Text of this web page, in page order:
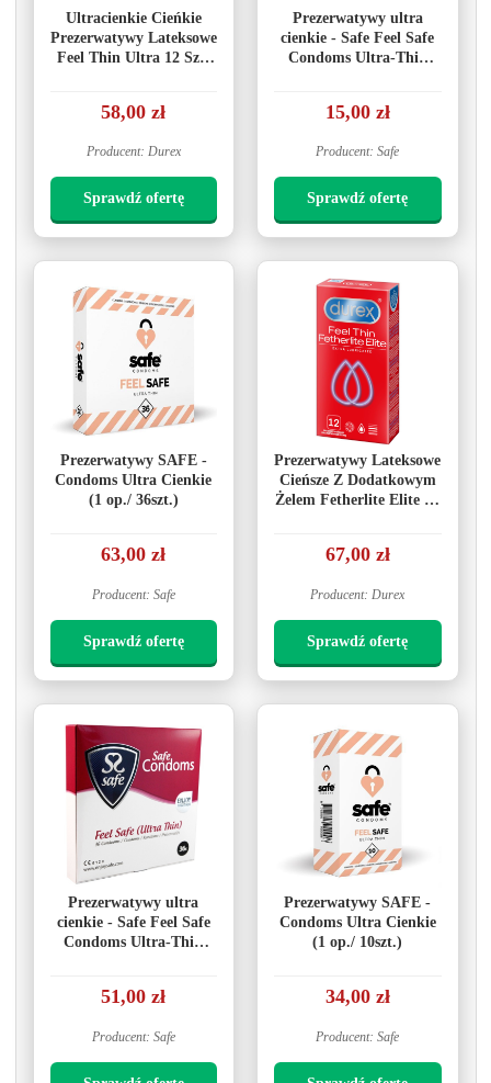
Ultracienkie Cieńkie
Prezerwatywy Lateksowe
Feel Thin Ultra 12 Szt.
58,00 zł
Producent: Durex
Sprawdź ofertę
Prezerwatywy ultra
cienkie - Safe Feel Safe
Condoms Ultra-Thin
15,00 zł
Producent: Safe
Sprawdź ofertę
Prezerwatywy SAFE -
Condoms Ultra Cienkie
(1 op./ 36szt.)
63,00 zł
Producent: Safe
Sprawdź ofertę
Prezerwatywy Lateksowe
Cieńsze Z Dodatkowym
Żelem Fetherlite Elite 12
67,00 zł
Producent: Durex
Sprawdź ofertę
Prezerwatywy ultra
cienkie - Safe Feel Safe
Condoms Ultra-Thin
51,00 zł
Producent: Safe
Prezerwatywy SAFE -
Condoms Ultra Cienkie
(1 op./ 10szt.)
34,00 zł
Producent: Safe